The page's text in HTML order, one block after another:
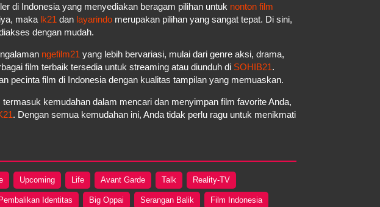
di Indonesia yang menyediakan beragam pilihan untuk nonton film
maka lk21 dan layarindo merupakan pilihan yang sangat tepat. Di sini,
dengan mudah.
ngefilm21 yang lebih bervariasi, mulai dari genre aksi, drama,
film terbaik tersedia untuk streaming atau diunduh di SOHIB21.
pecinta film di Indonesia dengan kualitas tampilan yang memuaskan.
termasuk kemudahan dalam mencari dan menyimpan film favorite Anda,
. Dengan semua kemudahan ini, Anda tidak perlu ragu untuk menikmati
Upcoming Life Avant Garde Talk Reality-TV
Pembalikan Identitas Big Oppai Serangan Balik Film Indonesia